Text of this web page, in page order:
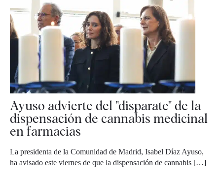
Ayuso advierte del "disparate" de la
dispensación de cannabis medicinal
en farmacias
La presidenta de la Comunidad de Madrid, Isabel Díaz Ayuso,
ha avisado este viernes de que la dispensación de cannabis […]